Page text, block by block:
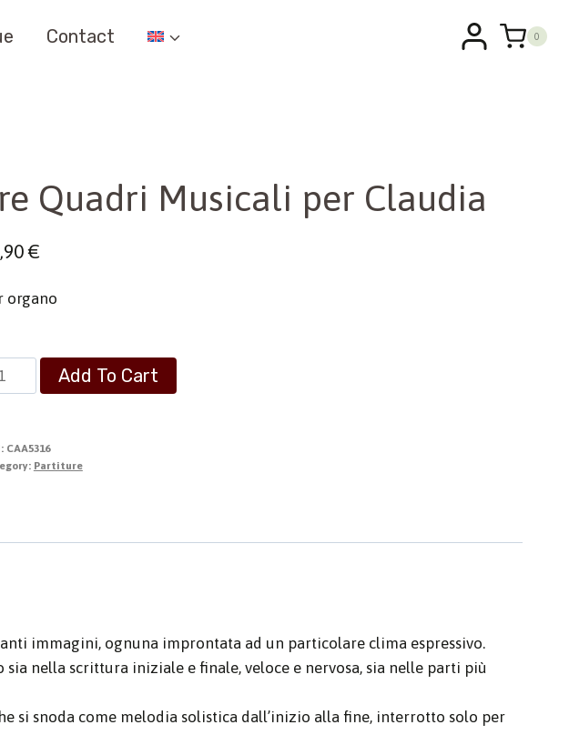
Contact 0
Quadri Musicali per Claudia
€
organo
Add To Cart
CAA5316
Partiture
immagini, ognuna improntata ad un particolare clima espressivo.
nella scrittura iniziale e finale, veloce e nervosa, sia nelle parti più
si snoda come melodia solistica dall’inizio alla fine, interrotto solo per